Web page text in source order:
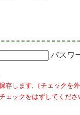
パスワ
存します.（チェックを
ェックをはずしてくださ